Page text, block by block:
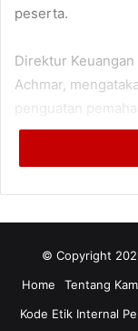
peserta.
Direktur
Achmar,
penguatan
normatif
dinegosiasikan,”
Senin (5/8/2025).
ketenagakerjaan
© Copyright
Home
Tentang
Kode Etik Internal